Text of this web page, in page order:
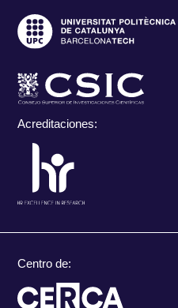
Acreditaciones:
Centro de: